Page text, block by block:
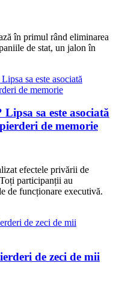
în primul rând eliminarea
de stat, un jalon în
sa este asociată
de memorie
efectele privării de
participanții au
de funcționare executivă.
de zeci de mii